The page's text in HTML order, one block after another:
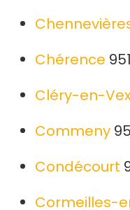
Chérence
Cléry-en-
Commeny
Condécourt
Cormeilles-